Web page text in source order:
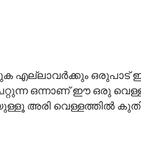
എല്ലാവർക്കും ഒരുപാട്
ഒന്നാണ് ഈ ഒരു
അരി വെള്ളത്തിൽ